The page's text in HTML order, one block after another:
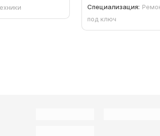
Специализация:
под ключ